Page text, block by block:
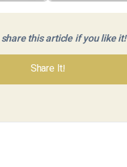
this article if you like it!
Share It!